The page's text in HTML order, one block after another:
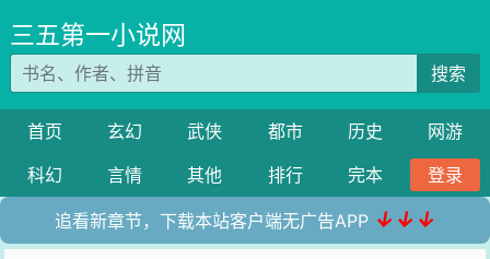
三五第一小说网
搜索
首页 玄幻 武侠 都市 历史
网游
科幻
言情 其他 排行 完本 登录
追看新章节，下载本站客户端无广告APP ↓↓↓